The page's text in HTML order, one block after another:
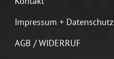
Impressum + Datenschutz
AGB / WIDERRUF